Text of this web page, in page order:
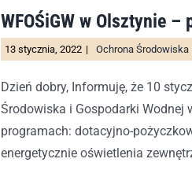
WFOŚiGW w Olsztynie
13 stycznia, 2022 | Ochrona Środowiska
Dzień dobry, Informuję, że 10
Środowiska i Gospodarki Wodnej
programach: dotacyjno-
energetycznie oświetlenia